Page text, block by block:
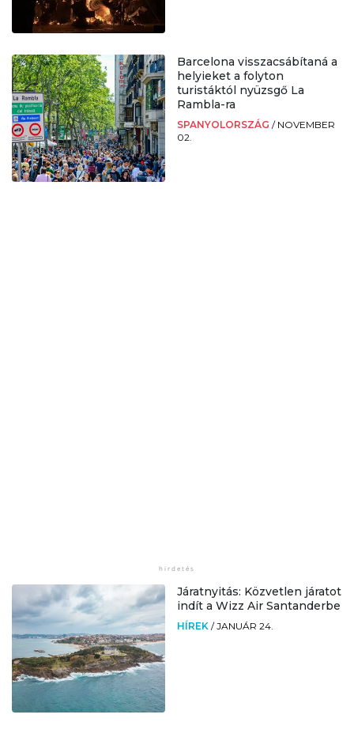
Barcelona visszacsábítaná a
helyieket a folyton
turistáktól nyüzsgő La
Rambla-ra
SPANYOLORSZÁG / NOVEMBER
02.
Járatnyitás: Közvetlen járatot
indít a Wizz Air Santanderbe
HÍREK /JANUÁR 24.